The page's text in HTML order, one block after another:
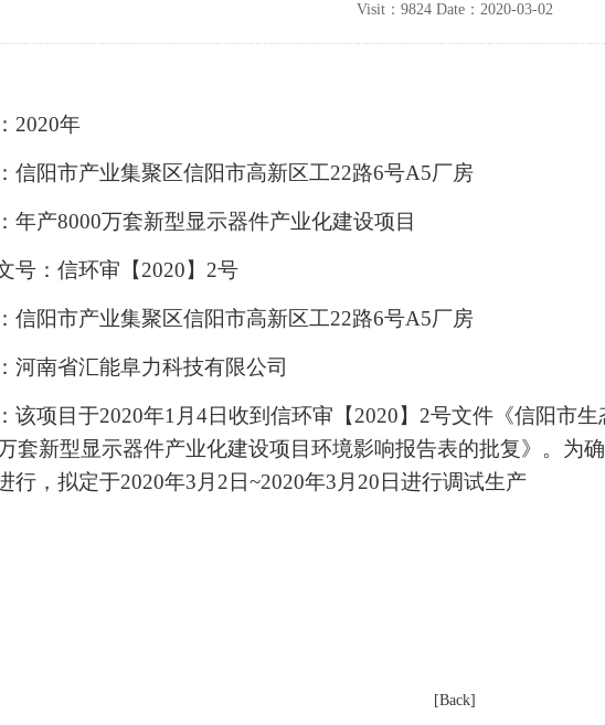
Visit：9824 Date：2020-03-02
2020年
信阳市产业集聚区信阳市高新区工22路6号A5厂房
年产8000万套新型显示器件产业化建设项目
号：信环审【2020】 2号
信阳市产业集聚区信阳市高新区工22路6号A5厂房
河南省汇能阜力科技有限公司
该项目于2020年1 月 4日收到信环审【2020】 2号文件《信阳市生
套新型显示器件产业化建设项目环境影响报告表的批复》。为
行，拟定于2020年3 月 2 日~2020年3 月 20 日进行调试生产
[Back]